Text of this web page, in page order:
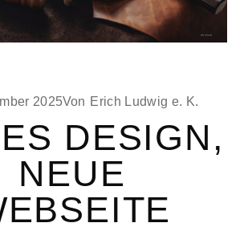
2025Von Erich Ludwig e. K.
DESIGN,
NEUE